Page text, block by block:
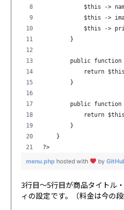
$this ->
$this ->
$this ->
        }
public function
return
        }
public function
return
        }
    }
?>
menu.php hosted with by
3行目〜5行目が商品タイトル
ィの設定です。（料金は今の